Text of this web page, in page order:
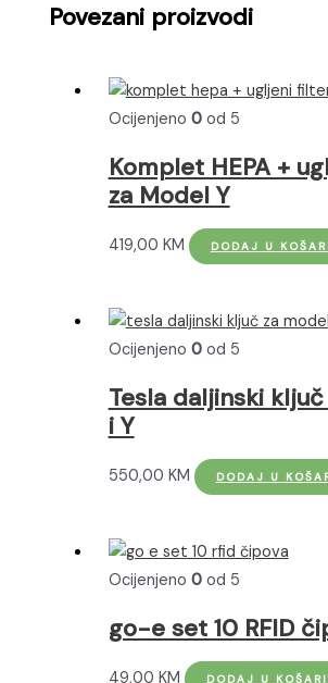
Povezani proizvodi
Ocijenjeno 0od 5
Komplet HEPA +
za Model Y
419,00 KM DODAJ U
Ocijenjeno 0od 5
Tesla daljinski
i Y
550,00 KM DODAJ U
Ocijenjeno 0od 5
go-e set 10 RFID
49,00 KM DODAJ U